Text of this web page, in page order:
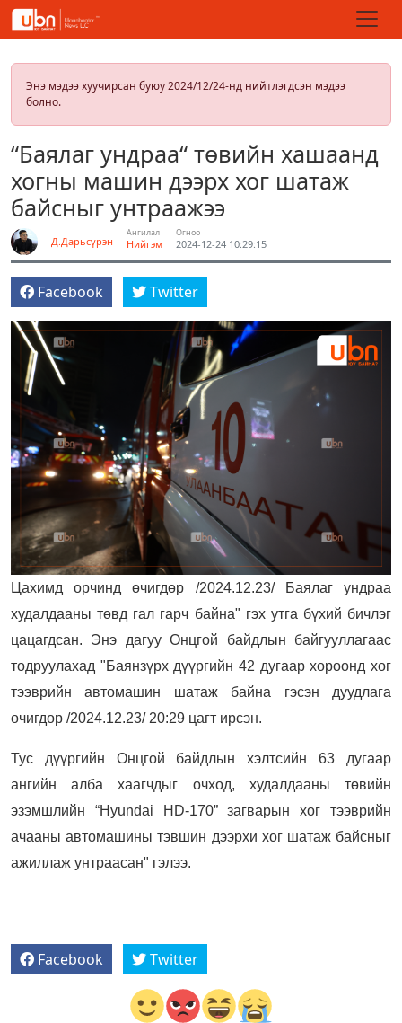
Энэ мэдээ хуучирсан буюу 2024/12/24-нд нийтлэгдсэн мэдээ
болно.
“Баялаг ундраа“ төвийн хашаанд
хогны машин дээрх хог шатаж
байсныг унтраажээ
Д.Дарьсүрэн
Ангилал
Нийгэм
Огноо
2024-12-24 10:29:15
Facebook Twitter
Цахимд орчинд өчигдөр /2024.12.23/ Баялаг ундраа
худалдааны төвд гал гарч байна" гэх утга бүхий бичлэг
цацагдсан. Энэ дагуу Онцгой байдлын байгууллагаас
тодруулахад "Баянзүрх дүүргийн 42 дугаар хороонд хог
тээврийн автомашин шатаж байна гэсэн дуудлага
өчигдөр /2024.12.23/ 20:29 цагт ирсэн.
Тус дүүргийн Онцгой байдлын хэлтсийн 63 дугаар
ангийн алба хаагчдыг очход, худалдааны төвийн
эзэмшлийн “Hyundai HD-170” загварын хог тээврийн
ачааны автомашины тэвшин дээрхи хог шатаж байсныг
ажиллаж унтраасан" гэлээ.
Facebook Twitter